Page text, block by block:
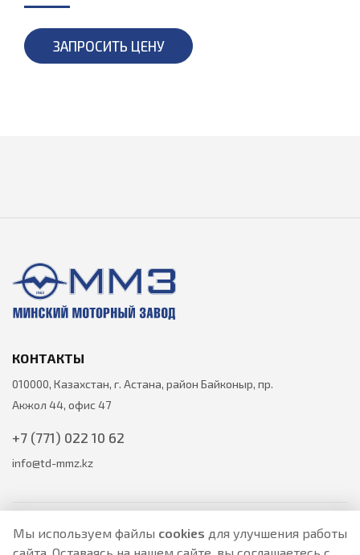
ЗАПРОСИТЬ ЦЕНУ
Мы используем файлы cookies для улучшения работы
КОНТАКТЫ
010000, Казахстан, г. Астана, район Байконыр, пр.
Акжол 44, офис 47
+7 (771) 022 10 62
info@td-mmz.kz